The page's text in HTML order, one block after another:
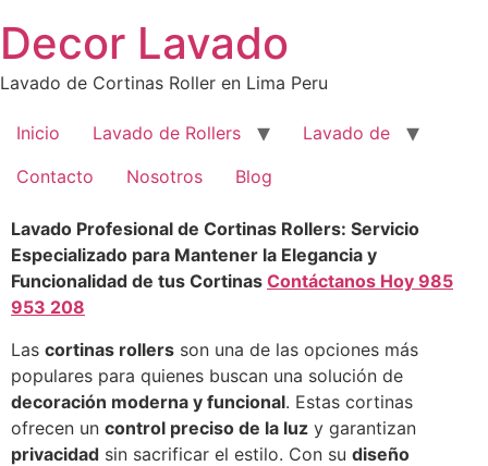
al
contenido
Decor Lavado
Lavado de Cortinas Roller en Lima Peru
Inicio Lavado de Rollers
Lavado de
Contacto
Nosotros Blog
Lavado Profesional de Cortinas Rollers: Servicio
Especializado para Mantener la Elegancia y
Funcionalidad de tus Cortinas Contáctanos Hoy 985
953 208
Las cortinas rollers son una de las opciones más
populares para quienes buscan una solución de
decoración moderna y funcional. Estas cortinas
ofrecen un control preciso de la luz y garantizan
privacidad sin sacrificar el estilo. Con su diseño